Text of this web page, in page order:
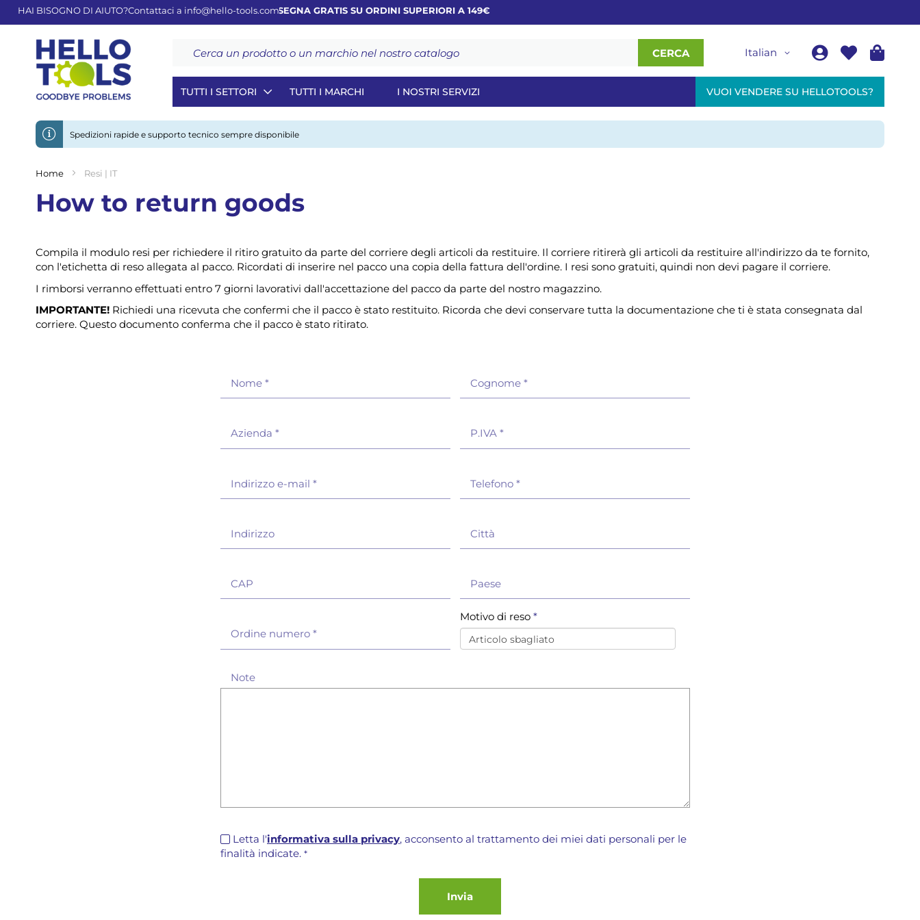
HAI BISOGNO DI AIUTO?Contattaci a info@hello-tools.comCONSEGNA GRATIS SU ORDINI SUPERIORI A 149€
CERCA Italian
TUTTI I SETTORI TUTTI I MARCHI I NOSTRI SERVIZI VUOI VENDERE SU HELLOTOOLS?
Spedizioni rapide e supporto tecnico sempre disponibile
Home Resi | IT
How to return goods
Compila il modulo resi per richiedere il ritiro gratuito da parte del corriere degli articoli da restituire. Il corriere ritirerà gli articoli da restituire all'indirizzo da te fornito,
con l'etichetta di reso allegata al pacco. Ricordati di inserire nel pacco una copia della fattura dell'ordine. I resi sono gratuiti, quindi non devi pagare il corriere.
I rimborsi verranno effettuati entro 7 giorni lavorativi dall'accettazione del pacco da parte del nostro magazzino.
IMPORTANTE! Richiedi una ricevuta che confermi che il pacco è stato restituito. Ricorda che devi conservare tutta la documentazione che ti è stata consegnata dal
corriere. Questo documento conferma che il pacco è stato ritirato.
Nome * Cognome *
Azienda * P.IVA *
Indirizzo e-mail * Telefono *
Indirizzo Città
CAP Paese
Ordine numero *
Motivo di reso *
Note
Letta l'informativa sulla privacy, acconsento al trattamento dei miei dati personali per le
finalità indicate.
Invia